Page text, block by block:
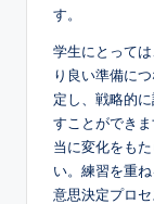
す。
学生にとって
り良い準備に
定し、戦略的
すことができ
当に変化をも
い。練習を重
意思決定プロセ